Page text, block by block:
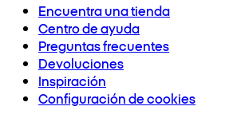
Encuentra una tienda
Centro de ayuda
Preguntas frecuentes
Devoluciones
Inspiración
Configuración de cookies